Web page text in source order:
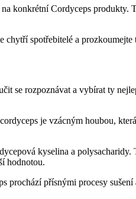
konkrétní Cordyceps
spotřebitelé a prozkoumejte
se rozpoznávat a vybírat ty
je vzácným houbou,
kyselina a
hodnotou.
přísnými procesy